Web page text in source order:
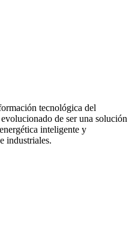
tecnológica del
de ser una solución
inteligente y
industriales.